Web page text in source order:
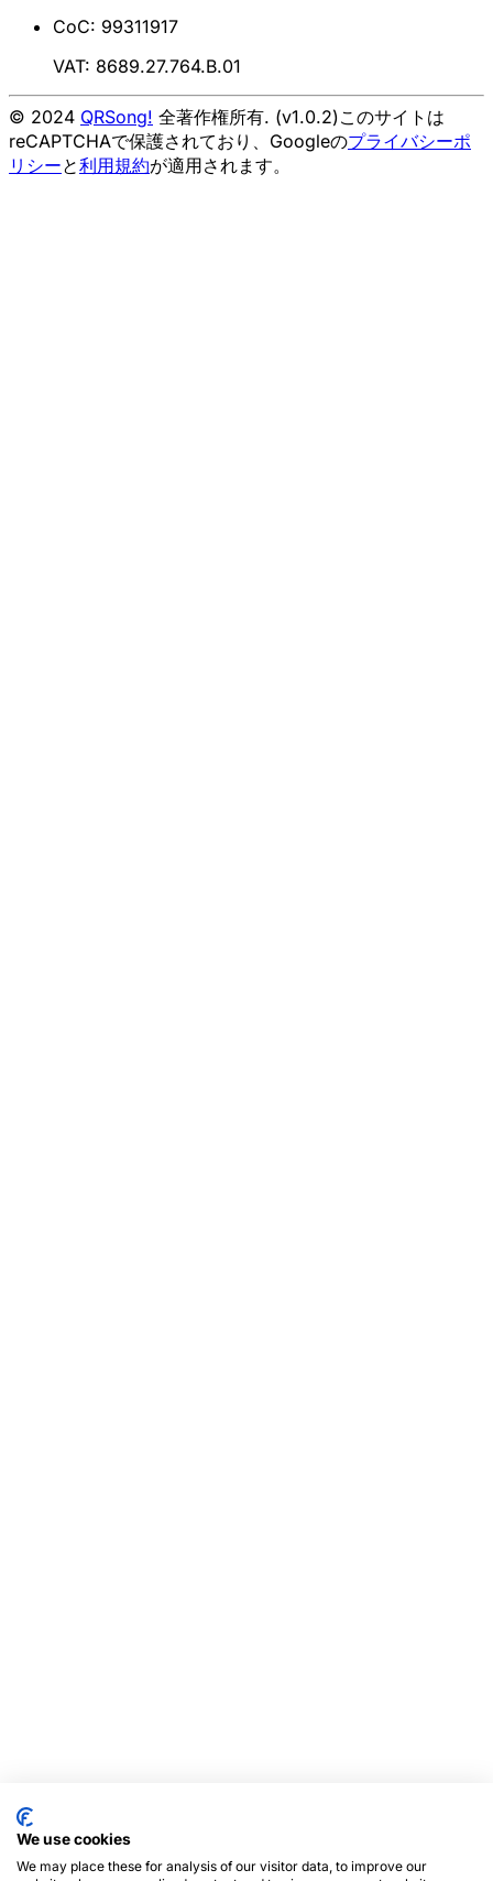
CoC: 99311917
VAT: 8689.27.764.B.01
© 2024 QRSong! 全著作権所有. (v1.0.2)このサイトは
reCAPTCHAで保護されており、Googleのプライバシーポ
リシーと利用規約が適用されます。
We use cookies
We may place these for analysis of our visitor data, to improve our